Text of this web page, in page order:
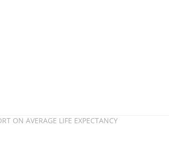
ON AVERAGE LIFE EXPECTANCY